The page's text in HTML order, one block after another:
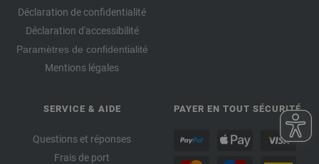
Déclaration de confidentialité
Déclaration d'accessibilité
Paramètres de confidentialité
Mentions légales
SERVICE & AIDE
Questions et réponses
Frais de port
PAYER EN TOUT SÉCURITÉ